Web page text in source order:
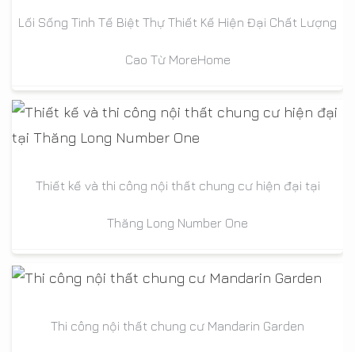
Lối Sống Tinh Tế Biệt Thự Thiết Kế Hiện Đại Chất Lượng
Cao Từ MoreHome
Thiết kế và thi công nội thất chung cư hiện đại tại
Thăng Long Number One
Thi công nội thất chung cư Mandarin Garden